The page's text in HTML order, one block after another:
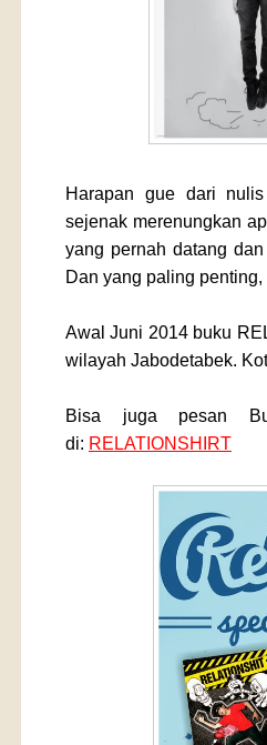
Harapan gue dari
sejenak merenungkan
yang pernah datang
Dan yang paling
Awal Juni 2014 buku
wilayah Jabodetabek.
Bisa juga pesan
di: RELATIONSHIRT